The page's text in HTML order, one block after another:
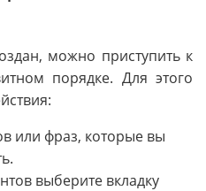
можно приступить к
порядке. Для этого
или фраз, которые вы
выберите вкладку